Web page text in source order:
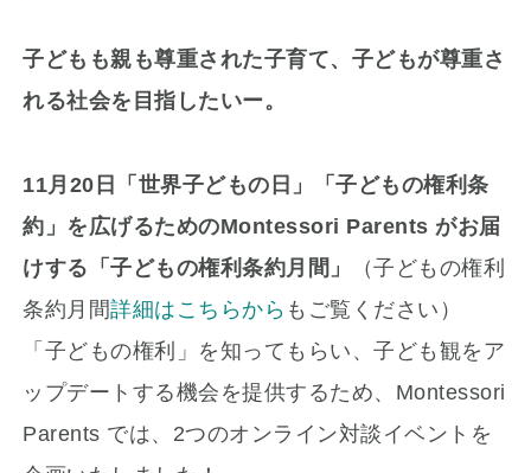
子どもも親も尊重された子育て、子どもが尊重さ
れる社会を目指したいー。
11月20日「世界子どもの日」「子どもの権利条
約」を広げるためのMontessori Parents がお届
けする「子どもの権利条約月間」
（子どもの権利
条約月間詳細はこちらから もご覧ください）
「子どもの権利」を知ってもらい、子ども観をア
ップデートする機会を提供するため、Montessori
Parents では、2つのオンライン対談イベントを